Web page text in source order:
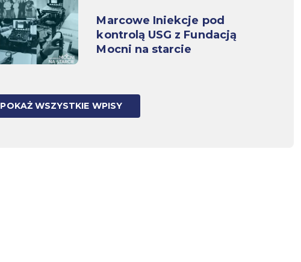
Marcowe Iniekcje pod
kontrolą USG z Fundacją
Mocni na starcie
POKAŻ WSZYSTKIE WPISY